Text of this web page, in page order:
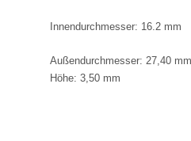
Innendurchmesser: 16.2 mm
Außendurchmesser: 27,40 mm
Höhe: 3,50 mm